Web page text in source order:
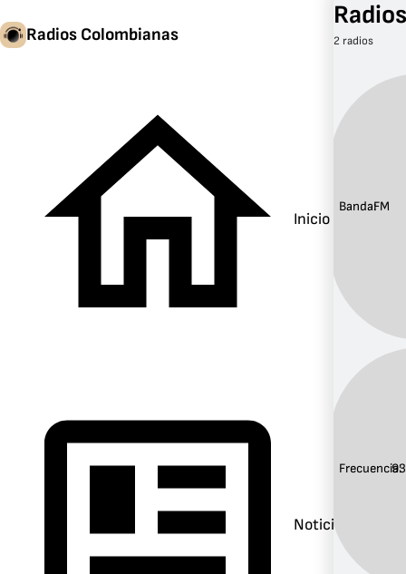
Radios Colombianas
Inicio
Noticias
2 radios
Banda:FM
Frecuencia: